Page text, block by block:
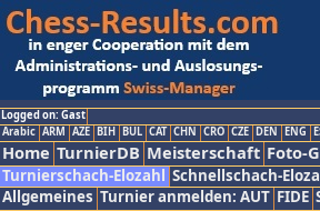
Logged on: Gast
Arabic ARM AZE BIH BUL CAT CHN CRO CZE DEN ENG
Home TurnierDB Meisterschaft Foto-
Turnierschach-Elozahl Schnellschach-
Allgemeines Turnier anmelden: AUT FIDE